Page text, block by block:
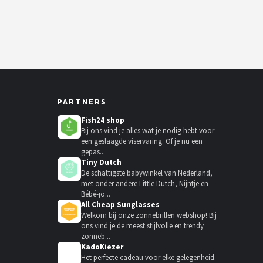
PARTNERS
Fish24 shop
Bij ons vind je alles wat je nodig hebt voor
een geslaagde viservaring. Of je nu een
gepas...
Tiny Dutch
De schattigste babywinkel van Nederland,
met onder andere Little Dutch, Nijntje en
Bébé-jo...
All Cheap Sunglasses
Welkom bij onze zonnebrillen webshop! Bij
ons vind je de meest stijlvolle en trendy
zonneb...
KadoKiezer
Het perfecte cadeau voor elke gelegenheid.